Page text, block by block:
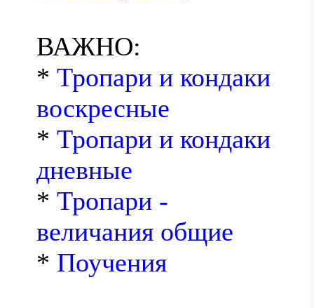
ВАЖНО:
* Тропари и кондаки
воскресные
* Тропари и кондаки
дневные
* Тропари -
величания общие
* Поучения